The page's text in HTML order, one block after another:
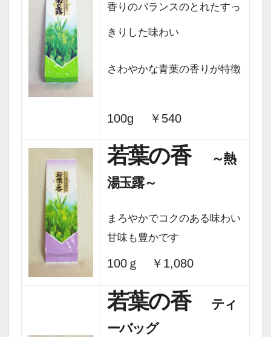
香りのバランスのとれたすっ
きりした味わい
さわやかな青葉の香りが特徴
100g ￥540
若葉の香
～熱
湯玉露～
まろやかでコクのある味わい
甘味も豊かです
100ｇ ￥1,080
若葉の香
ティ
ーバッグ